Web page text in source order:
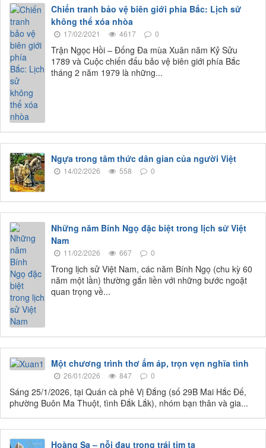
Chiến tranh bảo vệ biên giới phía Bắc: Lịch sử
không thể xóa nhòa
17/02/2021 4617 0
Trận Ngọc Hồi – Đống Đa mùa Xuân năm Kỷ Sửu
1789 và Cuộc chiến đấu bảo vệ biên giới phía Bắc
tháng 2 năm 1979 là những...
Ngựa trong tâm thức dân gian của người Việt
14/02/2026 558 0
Những năm Bính Ngọ đặc biệt trong lịch sử Việt
Nam
11/02/2026 667 0
Trong lịch sử Việt Nam, các năm Bính Ngọ (chu kỳ 60
năm một lần) thường gắn liền với những bước ngoặt
quan trọng về...
Một chương trình thơ ấm áp, trọn vẹn nghĩa tình
26/01/2026 847 0
Sáng 25/1/2026, tại Quán cà phê Vị Đắng (số 29B Mai Hắc Đế,
phường Buôn Ma Thuột, tình Đắk Lắk), nhóm bạn thân và gia...
Hoàng Sa – nỗi đau trong trái tim ta